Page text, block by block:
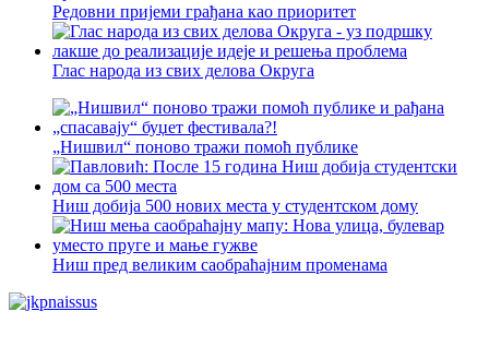
Редовни пријеми грађана као приоритет
Глас народа из свих делова Округа
„Нишвил“ поново тражи помоћ публике
Ниш добија 500 нових места у студентском дому
Ниш пред великим саобраћајним променама